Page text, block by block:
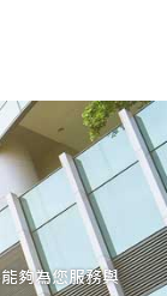
夠為您服務與